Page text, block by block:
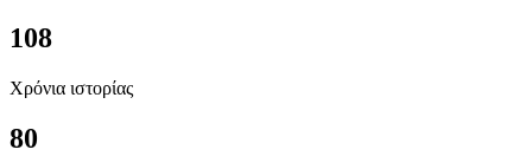
108
Χρόνια ιστορίας
80